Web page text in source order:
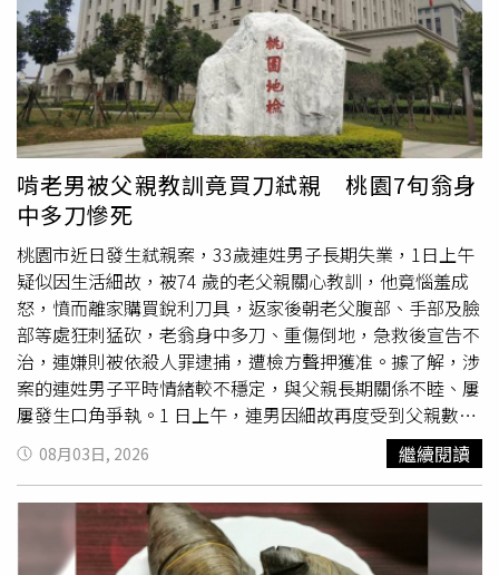
啃老男被父親教訓竟買刀弒親 桃園7旬翁身
中多刀慘死
桃園市近日發生弒親案，33歲連姓男子長期失業，1日上午
疑似因生活細故，被74 歲的老父親關心教訓，他竟惱羞成
怒，憤而離家購買銳利刀具，返家後朝老父腹部、手部及臉
部等處狂刺猛砍，老翁身中多刀、重傷倒地，急救後宣告不
治，連嫌則被依殺人罪逮捕，遭檢方聲押獲准。據了解，涉
案的連姓男子平時情緒較不穩定，與父親長期關係不睦、屢
屢發生口角爭執。1 日上午，連男因細故再度受到父親數
落，他竟動了殺機，獨自徒步至離家數百公尺外的商店買
刀。同日下午 1 時，連男攜刀返家，隨即持刀對父親發動猛
烈攻擊，造成連父全身多處嚴重刀傷、失血過多倒地。連男
見父親性命危急，竟呆坐半小時後才打電話通報救護車前往
救援。桃園市消防局救護人員趕抵現場時，連父仍有許意
08月03日, 2026 繼續閱讀